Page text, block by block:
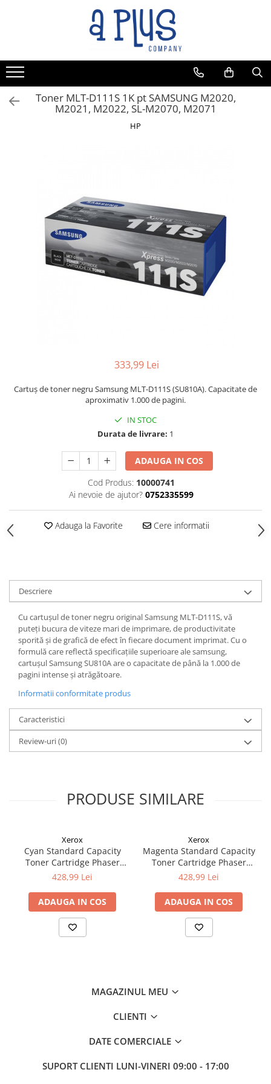
Benzi pentru etichete
Cartuse de cerneala
Cartuse toner
Colectoare toner rezidual
Toner MLT-D111S 1K pt SAMSUNG M2020,
M2021, M2022, SL-M2070, M2071
HP
333,99 Lei
Cartuș de toner negru Samsung MLT-D111S (SU810A). Capacitate de
aproximativ 1.000 de pagini.
IN STOC
Durata de livrare: 1
ADAUGA IN COS
Cod Produs: 10000741
Ai nevoie de ajutor? 0752335599
Adauga la Favorite Cere informatii
Descriere
Cu cartușul de toner negru original Samsung MLT-D111S, vă
puteți bucura de viteze mari de imprimare, de productivitate
sporită și de grafică de efect în fiecare document imprimat. Cu o
formulă care reflectă specificațiile superioare ale samsung,
cartușul Samsung SU810A are o capacitate de până la 1.000 de
pagini intense și atrăgătoare.
Informatii conformitate produs
Caracteristici
Review-uri(0)
PRODUSE SIMILARE
Xerox
Cyan Standard Capacity
Toner Cartridge Phaser
6510/WorkCentre 6515
428,99 Lei
ADAUGA IN COS
Xerox
Magenta Standard Capacity
Toner Cartridge Phaser
6510/WorkCentre 6515
428,99 Lei
ADAUGA IN COS
MAGAZINUL MEU
CLIENTI
DATE COMERCIALE
SUPORT CLIENTI LUNI-VINERI 09:00 - 17:00